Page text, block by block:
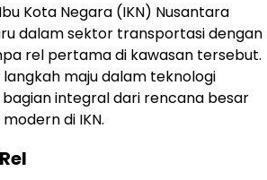
Kota Negara (IKN) Nusantara
dalam sektor transportasi dengan
rel pertama di kawasan tersebut.
maju dalam teknologi
integral dari rencana besar
di IKN.